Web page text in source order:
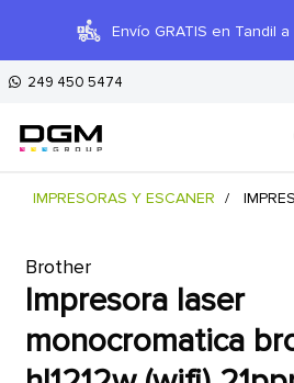
Envío GRATIS en Tandil
249 450 5474
IMPRESORAS Y ESCANER
Brother
impresora laser
monocromatica